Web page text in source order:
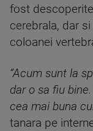
fost
cerebrala, dar
coloanei
“Acum sunt la
dar o sa fiu
cea mai buna
tanara pe